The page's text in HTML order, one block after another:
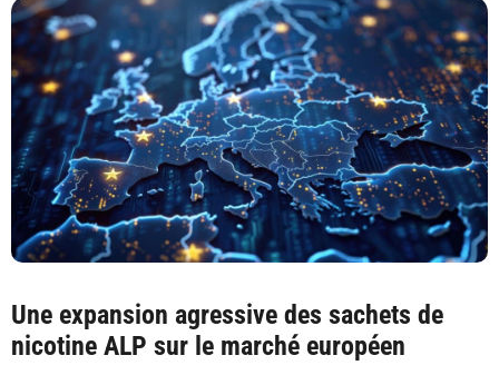
Une expansion agressive des sachets de
nicotine ALP sur le marché européen